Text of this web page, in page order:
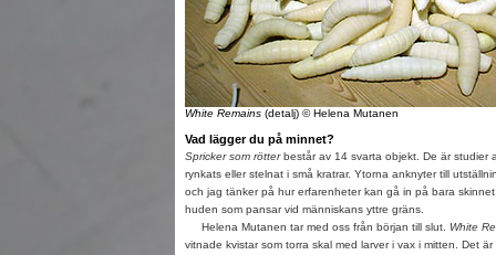
White Remains(detalj) © Helena Mutanen
Vad lägger du på minnet?
Spricker som rötterbestår av 14 svarta objekt. De är studier
rynkats eller stelnat i små kratrar. Ytorna anknyter till
och jag tänker på hur erfarenheter kan gå in på bara
huden som pansar vid människans yttre gräns.
Helena Mutanen tar med oss från början till slut.
White
vitnade kvistar som torra skal med larver i vax i mitten. Det